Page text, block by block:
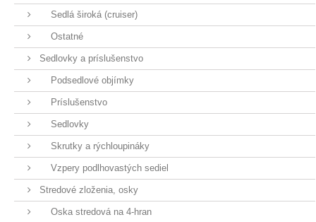
Sedlá široká (cruiser)
Ostatné
Sedlovky a príslušenstvo
Podsedlové objímky
Príslušenstvo
Sedlovky
Skrutky a rýchloupináky
Vzpery podlhovastých sediel
Stredové zloženia, osky
Oska stredová na 4-hran